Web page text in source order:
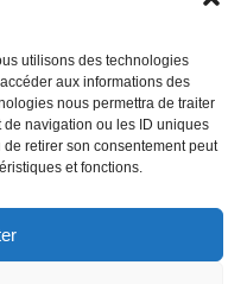
utilisons des technologies
aux informations des
nous permettra de traiter
navigation ou les ID uniques
retirer son consentement peut
et fonctions.